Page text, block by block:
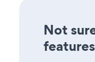
Not